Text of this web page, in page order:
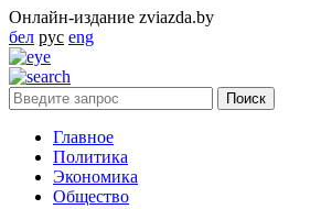
Онлайн-издание zviazda.by
бел рус eng
Главное
Политика
Экономика
Общество